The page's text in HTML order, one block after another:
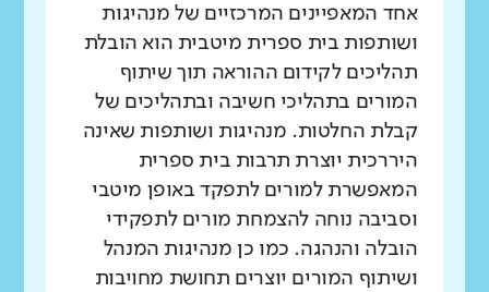
אחד המאפיינים המרכזיים של מנהיגות
ושותפות בית ספרית מיטבית הוא הובלת
תהליכים לקידום ההוראה תוך שיתוף
המורים בתהליכי חשיבה ובתהליכים של
קבלת החלטות. מנהיגות ושותפות שאינה
היררכית יוצרת תרבות בית ספרית
המאפשרת למורים לתפקד באופן מיטבי
וסביבה נוחה להצמחת מורים לתפקידי
הובלה והנהגה. כמו כן מנהיגות המנהל
ושיתוף המורים יוצרים תחושת מחויבות